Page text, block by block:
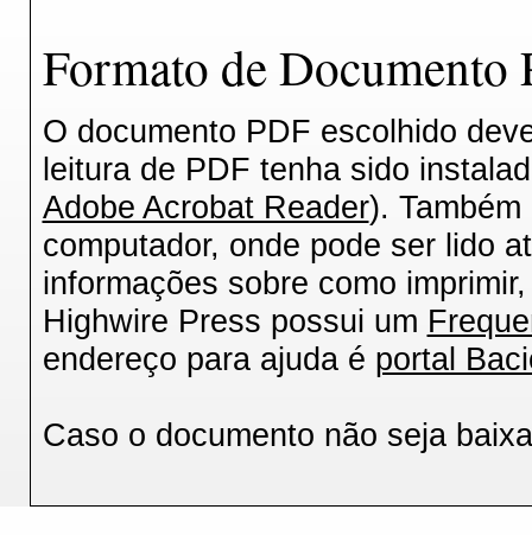
Formato de
O documento PDF escolhido
leitura de PDF tenha sido
Adobe Acrobat Reader).
computador, onde pode ser lido
informações sobre como
Highwire Press possui um
endereço para ajuda é portal
Caso o documento não seja